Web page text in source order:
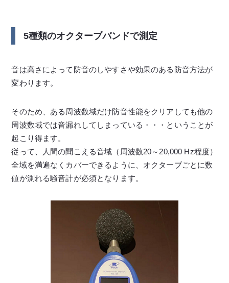
5種類のオクターブバンドで測定
音は高さによって防音のしやすさや効果のある防音方法が
変わります。
そのため、ある周波数域だけ防音性能をクリアしても他の
周波数域では音漏れしてしまっている・・・ということが
起こり得ます。
従って、人間の聞こえる音域（周波数20～20,000 Hz程度）
全域を満遍なくカバーできるように、オクターブごとに数
値が測れる騒音計が必須となります。